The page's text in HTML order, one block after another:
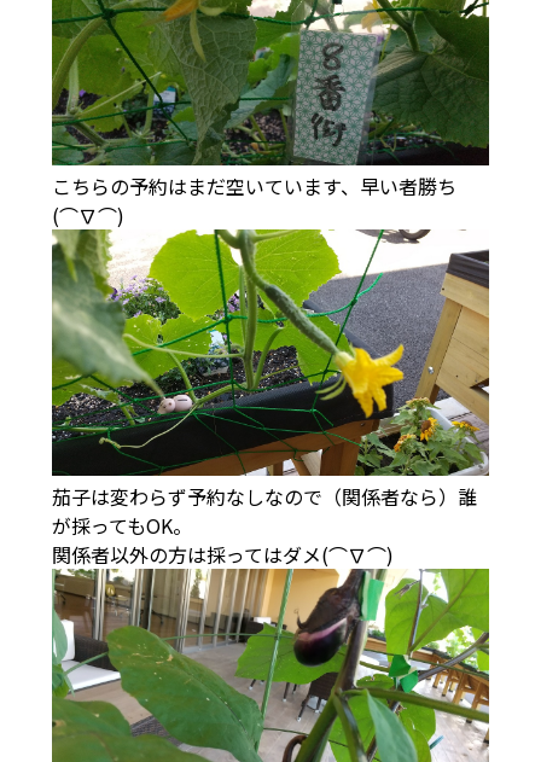
こちらの予約はまだ空いています、早い者勝ち
(⌒∇⌒)
茄子は変わらず予約なしなので（関係者なら）誰
が採ってもOK。
関係者以外の方は採ってはダメ(⌒∇⌒)